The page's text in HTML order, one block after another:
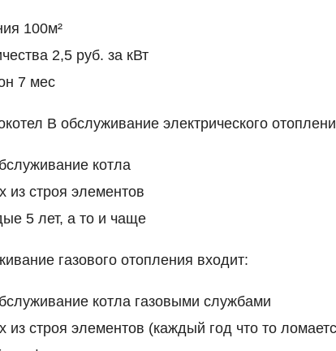
100м²
2,5 руб. за кВт
7 мес
В обслуживание электрического
котла
строя элементов
5 лет, а то и чаще
газового отопления входит:
котла газовыми службами
строя элементов (каждый год что то